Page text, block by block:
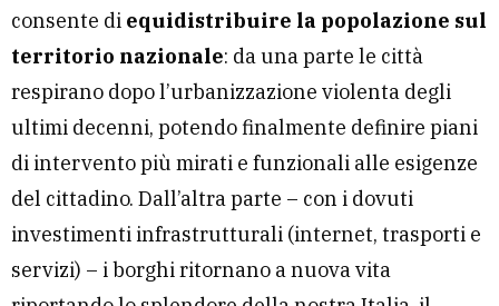
consente di equidistribuire la popolazione sul
territorio nazionale: da una parte le città
respirano dopo l’urbanizzazione violenta degli
ultimi decenni, potendo finalmente definire piani
di intervento più mirati e funzionali alle esigenze
del cittadino. Dall’altra parte – con i dovuti
investimenti infrastrutturali (internet, trasporti e
servizi) – i borghi ritornano a nuova vita